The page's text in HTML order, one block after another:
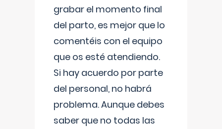
grabar el momento final
del parto, es mejor que lo
comentéis con el equipo
que os esté atendiendo.
Si hay acuerdo por parte
del personal, no habrá
problema. Aunque debes
saber que no todas las